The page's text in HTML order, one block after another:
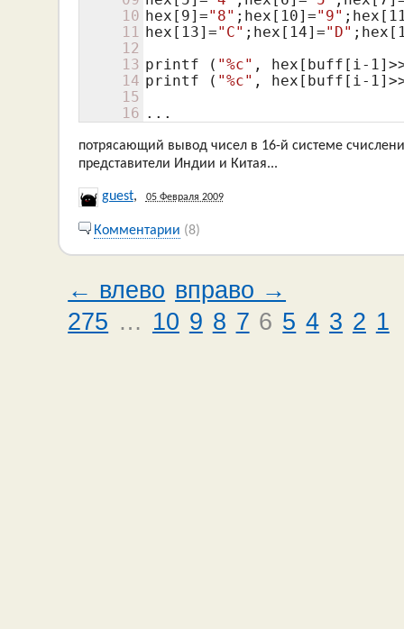
10
11
12
13
14
15
16
hex[ 9]="8" ;hex[ 10]="9" ;hex[
hex[ 13]="C" ;hex[ 14]="D" ;hex[
printf ( "%c" , hex[buff[i- 1
printf ( "%c" , hex[buff[i- 1
...
потрясающий вывод чисел в 16-й системе
представители Индии и Китая...
guest, 05 Февраля 2009
Комментарии (8)
← влево вправо →
275 … 10 9 8 7 6 5 4 3 2 1